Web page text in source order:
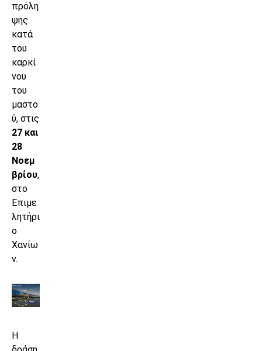
πρόλη
ψης
κατά
του
καρκί
νου
του
μαστο
ύ, στις
27 και
28
Νοεμ
βρίου,
στο
Επιμε
λητήρι
ο
Χανίω
ν.
Η